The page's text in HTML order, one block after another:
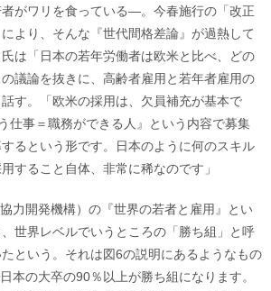
がワリを食っている―。今春施行の「改正
より、そんな『世代間格差論』が過熱して
は「日本の若年労働者は欧米と比べ、どの
議論を抜きに、高齢者雇用と若年者雇用の
す。「欧米の採用は、欠員補充が基本で
仕事＝職務ができる人』という内容で募集
るという形です。日本のように何のスキル
すること自体、非常に稀なのです」
力開発機構）の『世界の若者と雇用』とい
世界レベルでいうところの「勝ち組」と呼
という。それは図6の説明にあるようなもの
本の大卒の90％以上が勝ち組になります。